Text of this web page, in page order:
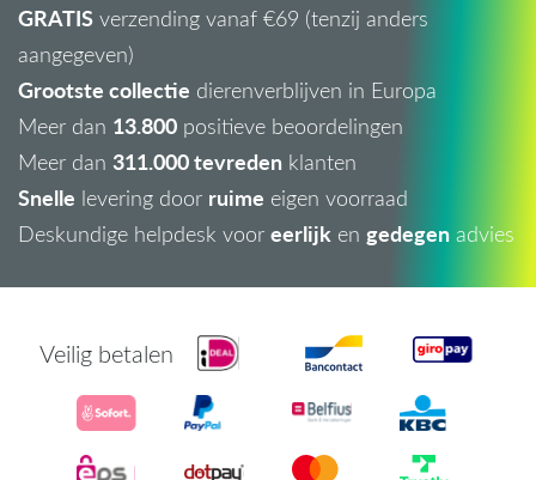
GRATIS verzending vanaf €69 (tenzij anders
aangegeven)
Grootste collectie dierenverblijven in Europa
Meer dan 13.800 positieve beoordelingen
Meer dan 311.000 tevreden klanten
Snelle levering door ruime eigen voorraad
Deskundige helpdesk voor eerlijk en gedegen advies
Veilig betalen